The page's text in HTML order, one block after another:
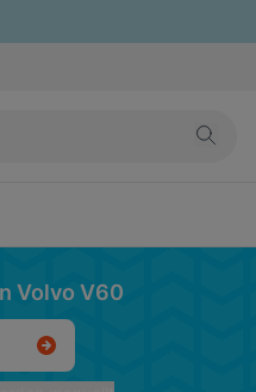
Volvo V60